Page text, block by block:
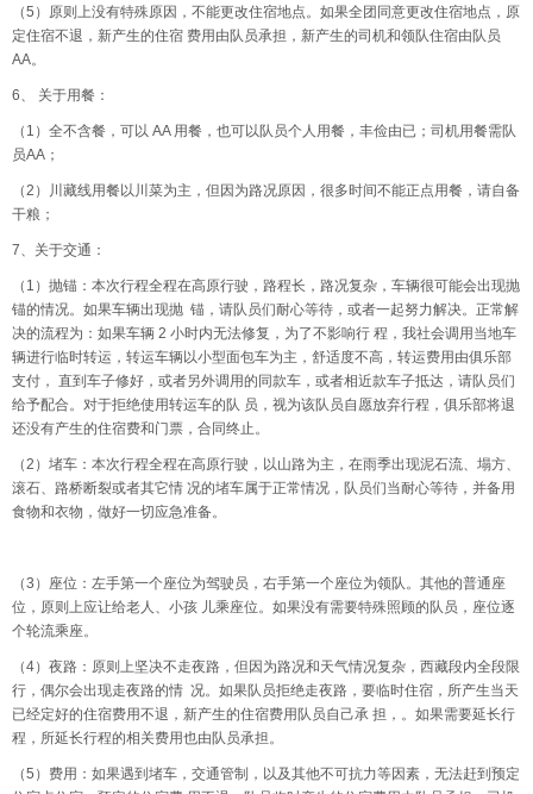
（5）原则上没有特殊原因，不能更改住宿地点。如果全团同意更改住宿地点，原
定住宿不退，新产生的住宿 费用由队员承担，新产生的司机和领队住宿由队员
AA。
6、 关于用餐：
（1）全不含餐，可以 AA 用餐，也可以队员个人用餐，丰俭由已；司机用餐需队
员AA；
（2）川藏线用餐以川菜为主，但因为路况原因，很多时间不能正点用餐，请自备
干粮；
7、关于交通：
（1）抛锚：本次行程全程在高原行驶，路程长，路况复杂，车辆很可能会出现抛
锚的情况。如果车辆出现抛 锚，请队员们耐心等待，或者一起努力解决。正常解
决的流程为：如果车辆 2 小时内无法修复，为了不影响行 程，我社会调用当地车
辆进行临时转运，转运车辆以小型面包车为主，舒适度不高，转运费用由俱乐部
支付， 直到车子修好，或者另外调用的同款车，或者相近款车子抵达，请队员们
给予配合。对于拒绝使用转运车的队 员，视为该队员自愿放弃行程，俱乐部将退
还没有产生的住宿费和门票，合同终止。
（2）堵车：本次行程全程在高原行驶，以山路为主，在雨季出现泥石流、塌方、
滚石、路桥断裂或者其它情 况的堵车属于正常情况，队员们当耐心等待，并备用
食物和衣物，做好一切应急准备。
（3）座位：左手第一个座位为驾驶员，右手第一个座位为领队。其他的普通座
位，原则上应让给老人、小孩 儿乘座位。如果没有需要特殊照顾的队员，座位逐
个轮流乘座。
（4）夜路：原则上坚决不走夜路，但因为路况和天气情况复杂，西藏段内全段限
行，偶尔会出现走夜路的情 况。如果队员拒绝走夜路，要临时住宿，所产生当天
已经定好的住宿费用不退，新产生的住宿费用队员自己承 担，。如果需要延长行
程，所延长行程的相关费用也由队员承担。
（5）费用：如果遇到堵车，交通管制，以及其他不可抗力等因素，无法赶到预定